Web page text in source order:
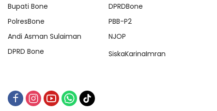
Bupati Bone
DPRDBone
PolresBone
PBB-P2
Andi Asman Sulaiman
NJOP
DPRD Bone
SiskaKarinaImran